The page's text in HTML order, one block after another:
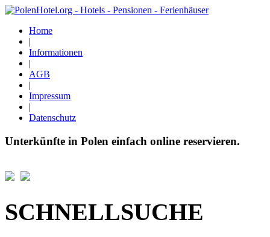
Home
|
Informationen
|
AGB
|
Impressum
|
Datenschutz
Unterkünfte in Polen einfach online reservieren.
SCHNELLSUCHE